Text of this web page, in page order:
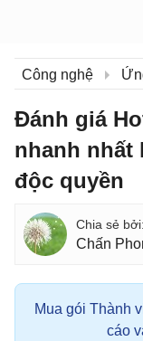
Công nghệ
Đánh giá
nhanh nhất
độc quyền
Chấn
Mua gói Thành
cáo